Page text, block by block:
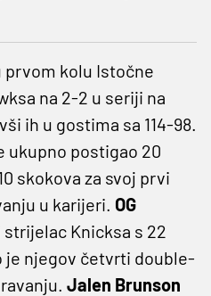
prvom kolu Istočne
na 2-2 u seriji na
ih u gostima sa 114-98.
ukupno postigao 20
skokova za svoj prvi
u karijeri. OG
Knicksa s 22
je njegov četvrti double-
Jalen Brunson